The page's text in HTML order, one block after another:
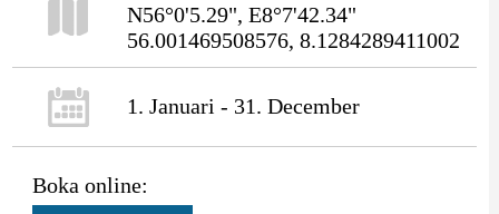
N56°0'5.29", E8°7'42.34"
56.001469508576, 8.1284289411002
1. Januari - 31. December
Boka online: